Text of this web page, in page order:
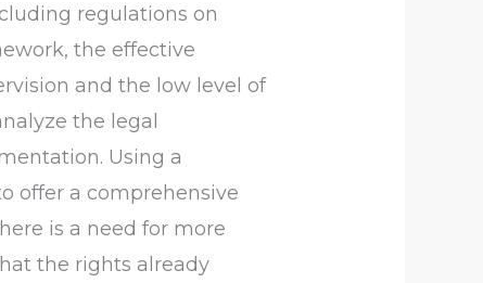
regulations on
the effective
and the low level of
the legal
Using a
offer a comprehensive
is a need for more
the rights already